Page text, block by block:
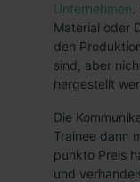
Unternehmen.
Material oder
den
sind, aber
hergestellt
Die
Trainee dann
punkto Preis
und